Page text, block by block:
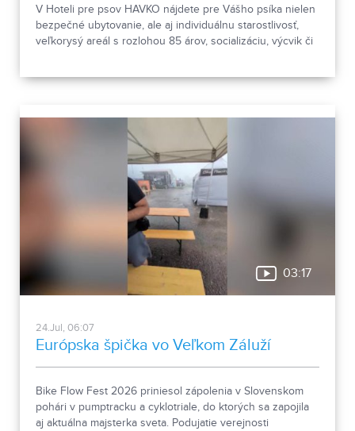
V Hoteli pre psov HAVKO nájdete pre Vášho psíka nielen
bezpečné ubytovanie, ale aj individuálnu starostlivosť,
veľkorysý areál s rozlohou 85 árov, socializáciu, výcvik či
03:17
24.Jul, 06:07
Európska špička vo Veľkom Záluží
Bike Flow Fest 2026 priniesol zápolenia v Slovenskom
pohári v pumptracku a cyklotriale, do ktorých sa zapojila
aj aktuálna majsterka sveta. Podujatie verejnosti